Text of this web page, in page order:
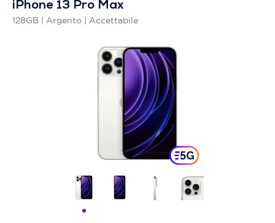
iPhone 13 Pro Max
128GB | Argento | Accettabile